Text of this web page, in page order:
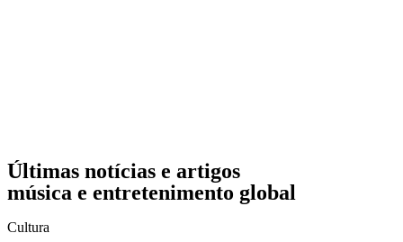
Últimas notícias e artigos
música e entretenimento global
Cultura